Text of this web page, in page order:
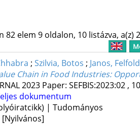
82 elem 9 oldalon, 10 listázva, a(z)
; Szilvia, Botos ; Janos,
Chain in Food Industries:
2023 Paper: SEFBIS:2023:02 ,
dokumentum
| Tudományos
[Nyilvános]